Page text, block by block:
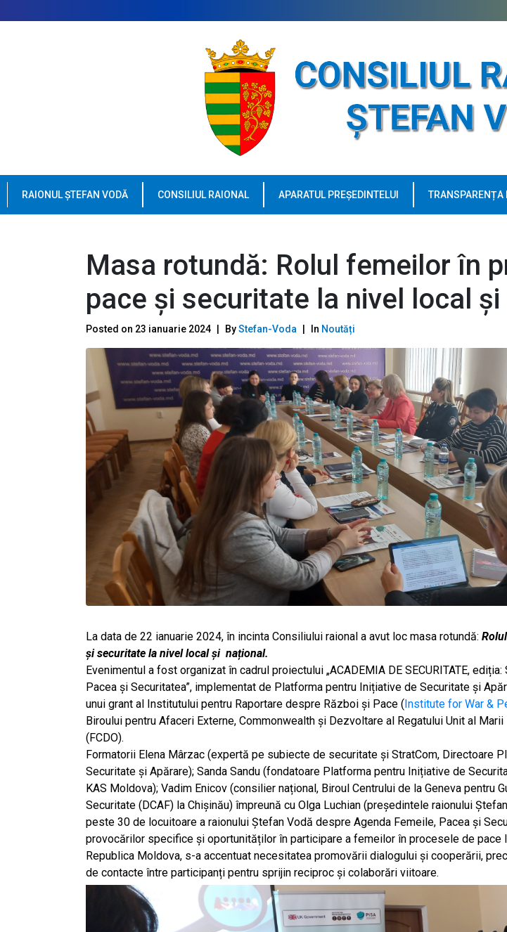
RAIONUL ȘTEFAN VODĂ CONSILIUL RAIONAL APARATUL PREȘEDINTELUI TRANSPARENȚA
Masa rotundă: Rolul femeilor în
pace și securitate la nivel local
Posted on 23 ianuarie 2024 ByStefan-Voda In Noutăți
La data de 22 ianuarie 2024, în incinta Consiliului raional a avut loc masa rotundă:
și securitate la nivel local și național.
Evenimentul a fost organizat în cadrul proiectului „ACADEMIA DE SECURITATE,
Pacea și Securitatea”, implementat de Platforma pentru Inițiative de Securitate și
unui grant al Institutului pentru Raportare despre Război și Pace (Institute for War &
Biroului pentru Afaceri Externe, Commonwealth și Dezvoltare al Regatului Unit al
(FCDO).
Formatorii Elena Mârzac (expertă pe subiecte de securitate și StratCom, Directoare
Securitate și Apărare); Sanda Sandu (fondatoare Platforma pentru Inițiative de
KAS Moldova); Vadim Enicov (consilier național, Biroul Centrului de la Geneva pentru
Securitate (DCAF) la Chișinău) împreună cu Olga Luchian (președintele raionului
peste 30 de locuitoare a raionului Ștefan Vodă despre Agenda Femeile, Pacea și
provocărilor specifice și oportunităților în participare a femeilor în procesele de pace
Republica Moldova, s-a accentuat necesitatea promovării dialogului și cooperării,
de contacte între participanți pentru sprijin reciproc și colaborări viitoare.